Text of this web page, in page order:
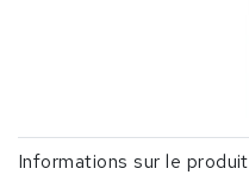
Informations sur le produit